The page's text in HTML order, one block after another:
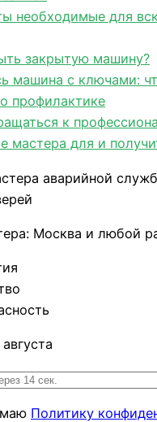
необходимые для
закрытую машину?
машина с ключами:
профилактике
к
мастера для и
аварийной
Москва и любой
Политику